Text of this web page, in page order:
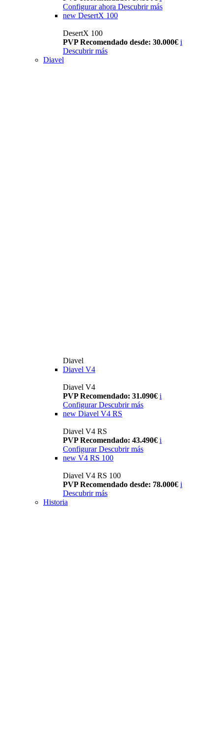
Configurar ahora Descubrir más
new DesertX 100
DesertX 100
PVP Recomendado desde: 30.000€ i
Descubrir más
Diavel
Diavel
Diavel V4
Diavel V4
PVP Recomendado: 31.090€ i
Configurar Descubrir más
new Diavel V4 RS
Diavel V4 RS
PVP Recomendado: 43.490€ i
Configurar Descubrir más
new V4 RS 100
Diavel V4 RS 100
PVP Recomendado desde: 78.000€ i
Descubrir más
Historia